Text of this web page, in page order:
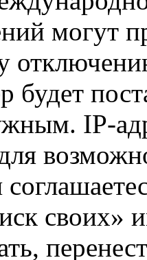
могут
будет
IP-
своих»